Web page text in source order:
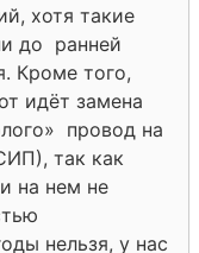
хотя такие
до ранней
Кроме того,
идёт замена
провод на
так как
на нем не
нельзя, у нас